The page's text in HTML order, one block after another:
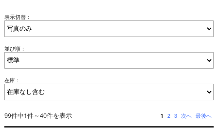
表示切替：
並び順：
在庫：
99件中1件～40件を表示 1 2 3 次へ 最後へ